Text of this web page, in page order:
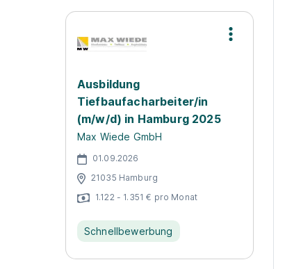
Ausbildung
Tiefbaufacharbeiter/in
(m/w/d) in Hamburg 2025
Max Wiede GmbH
01.09.2026
21035 Hamburg
1.122 - 1.351 € pro Monat
Schnellbewerbung